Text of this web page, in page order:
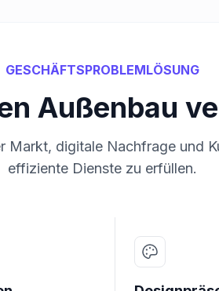
GESCHÄFTSPROBLEMLÖSUNG
Außenbau
Markt, digitale Nachfrage und
effiziente Dienste zu erfüllen.